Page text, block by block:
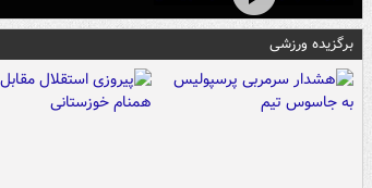
برگزیده ورزشی